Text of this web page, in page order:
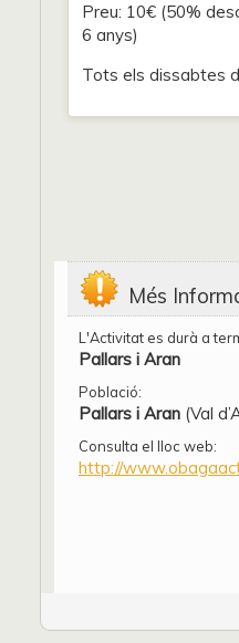
Preu: 10€ (50%
6 anys)
Tots els dissabtes
Més
L'Activitat es durà a
Pallars i Aran
Població:
Pallars i Aran (Val
Consulta el lloc web:
http://